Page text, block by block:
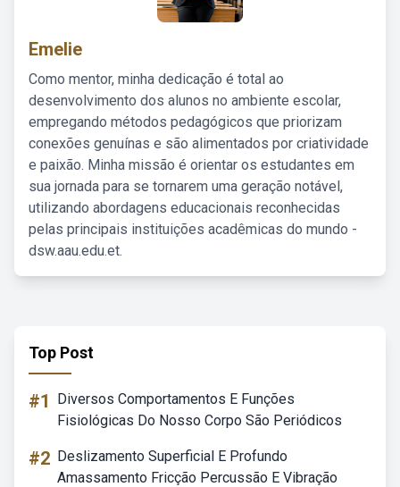
Emelie
Como mentor, minha dedicação é total ao
desenvolvimento dos alunos no ambiente escolar,
empregando métodos pedagógicos que priorizam
conexões genuínas e são alimentados por criatividade
e paixão. Minha missão é orientar os estudantes em
sua jornada para se tornarem uma geração notável,
utilizando abordagens educacionais reconhecidas
pelas principais instituições acadêmicas do mundo -
dsw.aau.edu.et.
Top Post
#1
Diversos Comportamentos E Funções
Fisiológicas Do Nosso Corpo São Periódicos
#2 Deslizamento Superficial E Profundo
Amassamento Fricção Percussão E Vibração